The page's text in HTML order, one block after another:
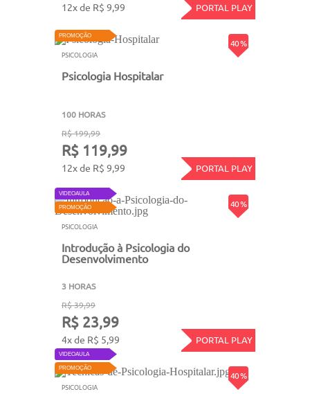
12x de R$ 9,99 PORTAL PLAY
40 %
PROMOÇÃO
PSICOLOGIA
Psicologia Hospitalar
100 HORAS
R$ 199,99
R$ 119,99
12x de R$ 9,99 PORTAL PLAY
40 %
VIDEOAULA
PROMOÇÃO
PSICOLOGIA
Introdução à Psicologia do
Desenvolvimento
3 HORAS
R$ 39,99
R$ 23,99
4x de R$ 5,99 PORTAL PLAY
40 %
VIDEOAULA
PROMOÇÃO
PSICOLOGIA